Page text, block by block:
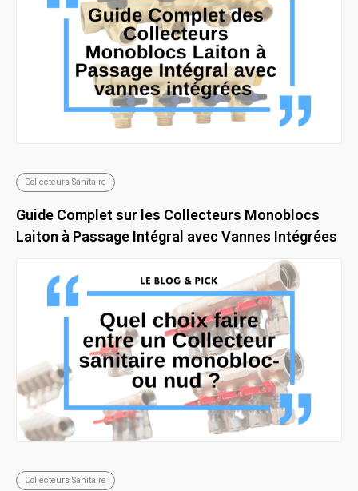
Collecteurs Sanitaire
Guide Complet sur les Collecteurs Monoblocs
Laiton à Passage Intégral avec Vannes Intégrées
Collecteurs Sanitaire